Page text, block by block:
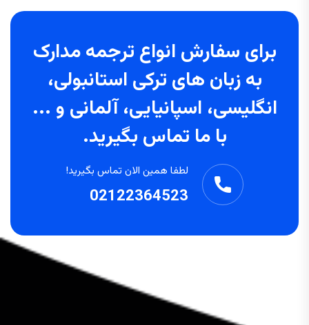
برای سفارش انواع ترجمه مدارک
به زبان های ترکی استانبولی،
انگلیسی، اسپانیایی، آلمانی و ...
با ما تماس بگیرید.
لطفا همین الان تماس بگیرید!
02122364523